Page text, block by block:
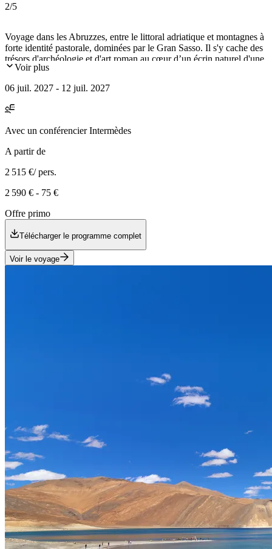
2/5
Voyage dans les Abruzzes, entre le littoral adriatique et montagnes à
forte identité pastorale, dominées par le Gran Sasso. Il s'y cache des
trésors d'archéologie et d'art roman au cœur d’un écrin naturel d'une
grande beauté. Déjeuner dans une pêcherie sur le littoral et
Voir plus
06 juil. 2027 - 12 juil. 2027
Avec un conférencier Intermèdes
A partir de
2 515 €/ pers.
2 590 € - 75 €
Offre primo
Télécharger le programme complet
Voir le voyage